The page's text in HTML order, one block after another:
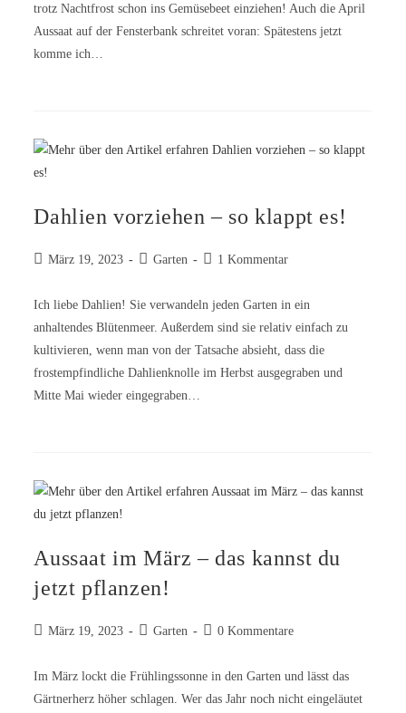
trotz Nachtfrost schon ins Gemüsebeet einziehen! Auch die April
Aussaat auf der Fensterbank schreitet voran: Spätestens jetzt
komme ich…
Dahlien vorziehen – so klappt es!
März 19, 2023 Garten 1 Kommentar
Ich liebe Dahlien! Sie verwandeln jeden Garten in ein
anhaltendes Blütenmeer. Außerdem sind sie relativ einfach zu
kultivieren, wenn man von der Tatsache absieht, dass die
frostempfindliche Dahlienknolle im Herbst ausgegraben und
Mitte Mai wieder eingegraben…
Aussaat im März – das kannst du
jetzt pflanzen!
März 19, 2023 Garten 0 Kommentare
Im März lockt die Frühlingssonne in den Garten und lässt das
Gärtnerherz höher schlagen. Wer das Jahr noch nicht eingeläutet